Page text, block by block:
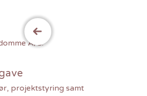
A/S.
projektstyring samt